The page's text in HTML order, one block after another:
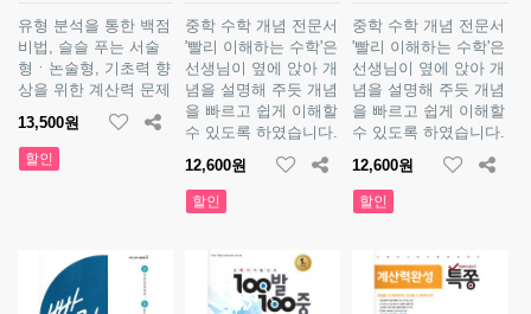
유형 분석을 통한 백점
비법, 슬슬 푸는 서술
형ㆍ논술형, 기초력 향
상을 위한 계산력 문제
13,500원
할인
중학 수학 개념 전문서
'빨리 이해하는 수학'은
선생님이 옆에 앉아 개
념을 설명해 주듯 개념
을 빠르고 쉽게 이해할
수 있도록 하였습니다.
12,600원
할인
중학 수학 개념 전문서
'빨리 이해하는 수학'은
선생님이 옆에 앉아 개
념을 설명해 주듯 개념
을 빠르고 쉽게 이해할
수 있도록 하였습니다.
12,600원
할인